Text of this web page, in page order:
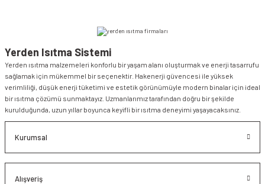
Yerden Isıtma Sistemi
Yerden ısıtma malzemeleri konforlu bir yaşam alanı oluşturmak ve enerji tasarrufu
sağlamak için mükemmel bir seçenektir. Hakenerji güvencesi ile yüksek
verimliliği, düşük enerji tüketimi ve estetik görünümüyle modern binalar için ideal
bir ısıtma çözümü sunmaktayız. Uzmanlarımız tarafından doğru bir şekilde
kurulduğunda, uzun yıllar boyunca keyifli bir ısıtma deneyimi yaşayacaksınız.
Kurumsal
Alışveriş